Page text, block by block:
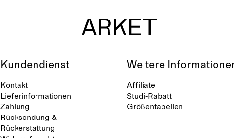
Kundendienst
Kontakt
Lieferinformationen
Zahlung
Rücksendung &
Rückerstattung
Weitere
Affiliate
Studi-Rabatt
Größentabellen